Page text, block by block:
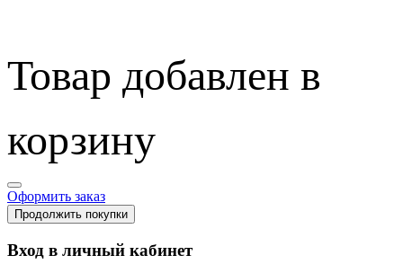
Товар добавлен в
корзину
Оформить заказ
Продолжить покупки
Вход в личный кабинет